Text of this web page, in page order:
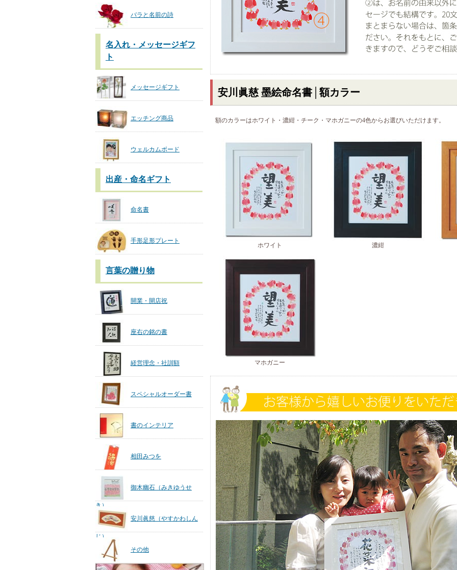
バラと名前の詩
名入れ・メッセージギフ
ト
メッセージギフト
エッチング商品
ウェルカムボード
出産・命名ギフト
命名書
手形足形プレート
言葉の贈り物
開業・開店祝
座右の銘の書
経営理念・社訓額
スペシャルオーダー書
書のインテリア
相田みつを
御木幽石（みきゆうせ
き）
安川眞慈（やすかわしん
じ）
その他
安川眞慈 墨絵命名書│額カラー
額のカラーはホワイト・濃紺・チーク・マホガニーの4色からお選びいただけます。
ホワイト 濃紺
マホガニー